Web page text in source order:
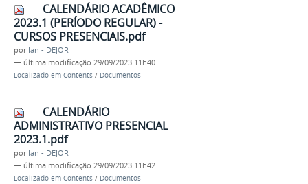
CALENDÁRIO ACADÊMICO
2023.1 (PERÍODO REGULAR) -
CURSOS PRESENCIAIS.pdf
por Ian - DEJOR
— última modificação 29/09/2023 11h40
Localizado em Contents / Documentos
CALENDÁRIO
ADMINISTRATIVO PRESENCIAL
2023.1.pdf
por Ian - DEJOR
— última modificação 29/09/2023 11h42
Localizado em Contents / Documentos